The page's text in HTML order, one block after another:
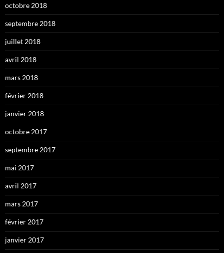
octobre 2018
septembre 2018
juillet 2018
avril 2018
mars 2018
février 2018
janvier 2018
octobre 2017
septembre 2017
mai 2017
avril 2017
mars 2017
février 2017
janvier 2017